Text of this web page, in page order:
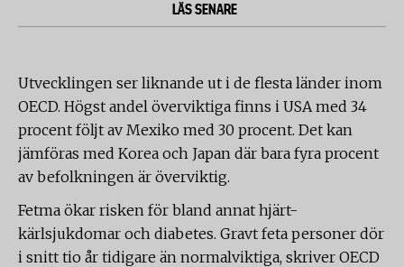
LÄS SENARE
Utvecklingen ser liknande ut i de flesta länder inom
OECD. Högst andel överviktiga finns i USA med 34
procent följt av Mexiko med 30 procent. Det kan
jämföras med Korea och Japan där bara fyra procent
av befolkningen är överviktig.
Fetma ökar risken för bland annat hjärt-
kärlsjukdomar och diabetes. Gravt feta personer dör
i snitt tio år tidigare än normalviktiga, skriver OECD